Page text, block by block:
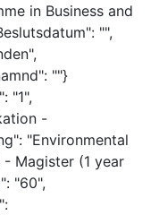
in Business and
"",
""}
"1",
-
"Environmental
Magister (1 year
"60",